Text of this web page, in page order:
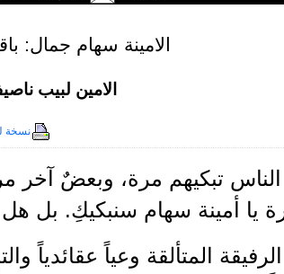
الامينة سهام جمال:
الامين لبيب
نسخة
تبكيهم مرة، وبعضٌ آخر
يا أمينة سهام سنبكيكِ. بل
المتألقة وعياً عقائدياً